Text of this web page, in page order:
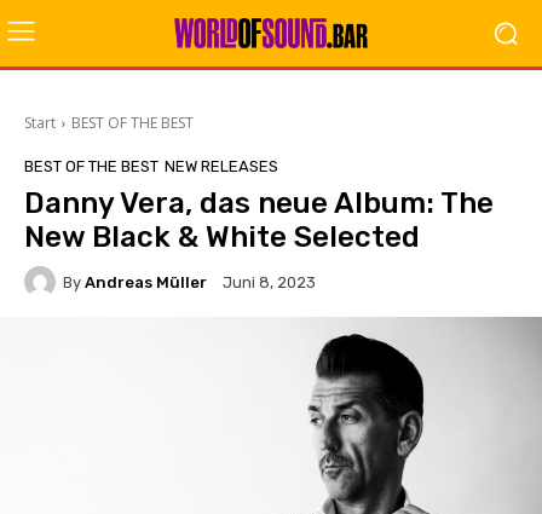
Start BEST OF THE BEST
BEST OF THE BEST NEW RELEASES
Danny Vera, das neue Album: The
New Black & White Selected
By Andreas Müller Juni 8, 2023